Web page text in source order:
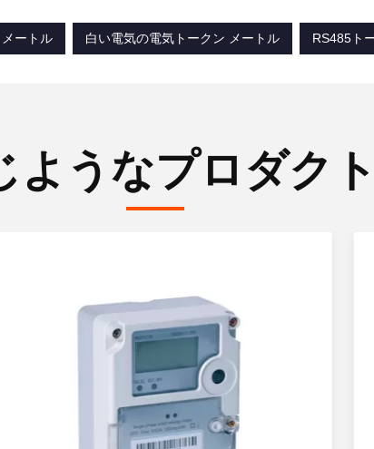
ートル
白い電気の電気トークン メートル RS485ト
ようなプロダクト